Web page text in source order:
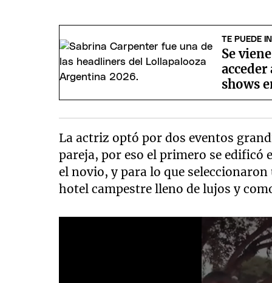
TE PUEDE
Se
shows
La actriz optó por dos eventos
pareja, por eso el primero se edificó
el novio, y para lo que
hotel campestre lleno de lujos y